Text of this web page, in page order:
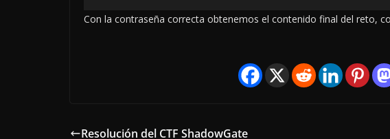
Con la contraseña correcta obtenemos el contenido final del reto,
Resolución del CTF ShadowGate